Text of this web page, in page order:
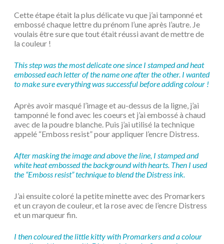
Cette étape était la plus délicate vu que j’ai tamponné et
embossé chaque lettre du prénom l’une après l’autre. Je
voulais être sure que tout était réussi avant de mettre de
la couleur !
This step was the most delicate one since I stamped and heat
embossed each letter of the name one after the other. I wanted
to make sure everything was successful before adding colour !
Après avoir masqué l’image et au-dessus de la ligne, j’ai
tamponné le fond avec les coeurs et j’ai embossé à chaud
avec de la poudre blanche. Puis j’ai utilisé la technique
appelé “Emboss resist” pour appliquer l’encre Distress.
After masking the image and above the line, I stamped and
white heat embossed the background with hearts. Then I used
the “Emboss resist” technique to blend the Distress ink.
J’ai ensuite coloré la petite minette avec des Promarkers
et un crayon de couleur, et la rose avec de l’encre Distress
et un marqueur fin.
I then coloured the little kitty with Promarkers and a colour